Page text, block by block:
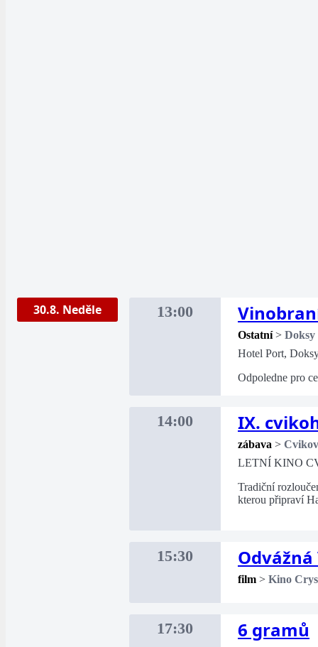
30.8. Neděle 13:00
Ostatní > Doksy
Hotel Port,
Odpoledne pro
14:00 IX.
zábava > Cvikov
LETNÍ KINO
Tradiční
kterou připraví
15:30
film > Kino
17:30 6 gramů